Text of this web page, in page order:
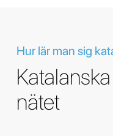
Hur lär man sig
nätet